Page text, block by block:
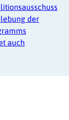
der
auch